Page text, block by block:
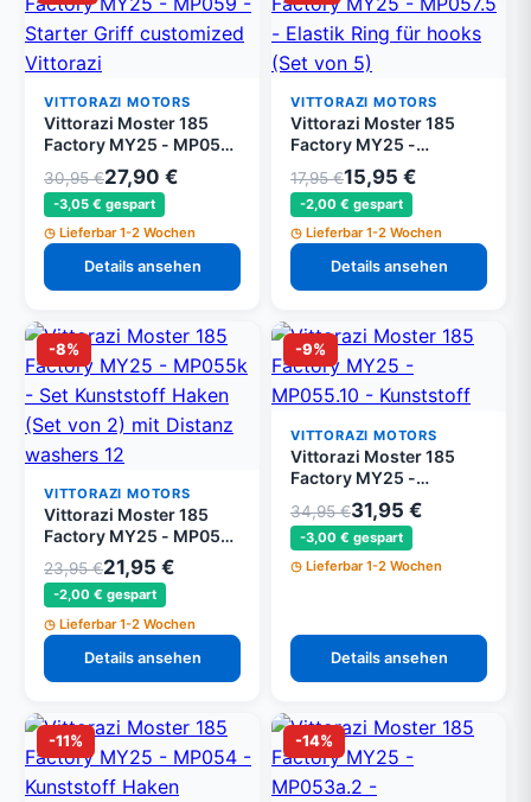
VITTORAZI MOTORS
Vittorazi Moster 185
Factory MY25 - MP059
- Starter Griff Vittorazi
Design
30,95 €27,90 €
-3,05 € gespart
Lieferbar 1-2 Wochen
Details ansehen
VITTORAZI MOTORS
Vittorazi Moster 185
Factory MY25 -
MP057.5 - Elastik Ring
für Haken (Set von 5)
17,95 €15,95 €
-2,00 € gespart
Lieferbar 1-2 Wochen
Details ansehen
-8%
VITTORAZI MOTORS
Vittorazi Moster 185
Factory MY25 - MP055k
- Set Kunststoff Haken
(Set von 2) mit
Distanzscheiben 12 x 18
mm (Set von 6), Elastik
Ring und Seeger
23,95 €21,95 €
-2,00 € gespart
Lieferbar 1-2 Wochen
Details ansehen
-9%
VITTORAZI MOTORS
Vittorazi Moster 185
Factory MY25 -
MP055.10 - Kunststoff
Haken (Set von 10)
34,95 €31,95 €
-3,00 € gespart
Lieferbar 1-2 Wochen
Details ansehen
-11% -14%